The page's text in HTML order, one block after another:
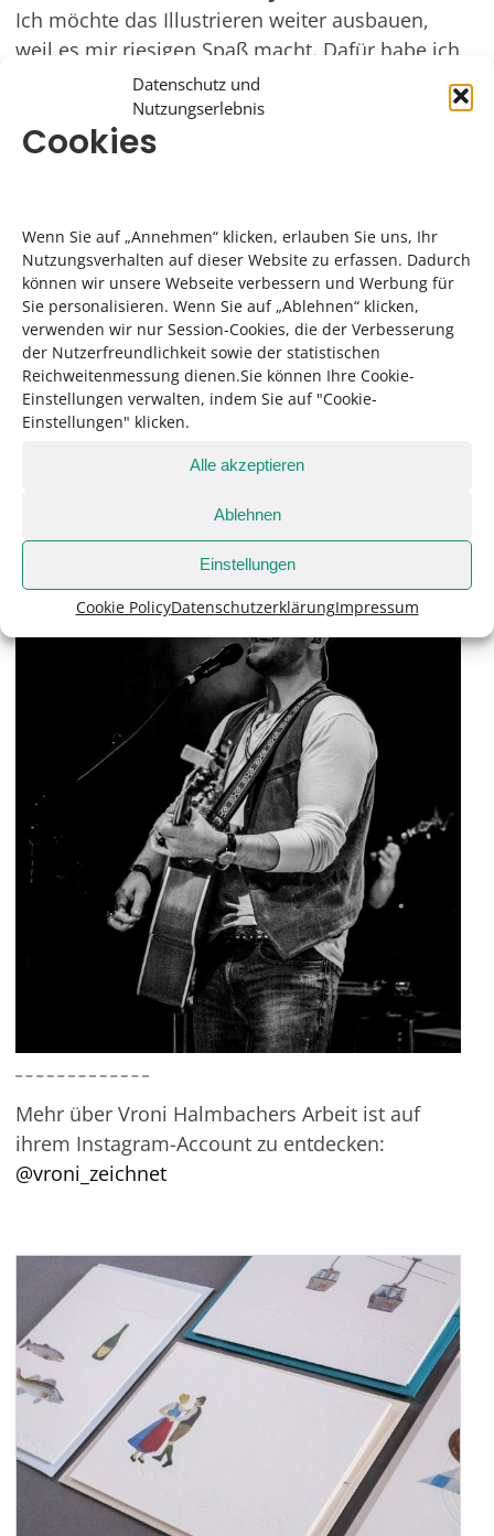
Datenschutz und
Nutzungserlebnis
Cookies
Wenn Sie auf „Annehmen“ klicken, erlauben Sie uns, Ihr
Nutzungsverhalten auf dieser Website zu erfassen. Dadurch
können wir unsere Webseite verbessern und Werbung für
Sie personalisieren. Wenn Sie auf „Ablehnen“ klicken,
verwenden wir nur Session-Cookies, die der Verbesserung
der Nutzerfreundlichkeit sowie der statistischen
Reichweitenmessung dienen.Sie können Ihre Cookie-
Einstellungen verwalten, indem Sie auf "Cookie-
Einstellungen" klicken.
Alle akzeptieren
Ablehnen
Einstellungen
Cookie PolicyDatenschutzerklärungImpressum
Ich möchte das Illustrieren weiter ausbauen,
weil es mir riesigen Spaß macht. Dafür habe ich
mich gerade für zwei Fortbildungen an der
Faber Castell Academy angemeldet. Und
Elisabeth und ich arbeiten an einem neuen
auch wieder viel malen und fotografieren
werde. Und tatsächlich sitze ich schon an den
Weihnachtskarten für nächstes Jahr und
verschiedenen anderen Illustrationskarten. Es
wird also nicht langweilig.
Mehr über Vroni Halmbachers Arbeit ist auf
ihrem Instagram-Account zu entdecken:
@vroni_zeichnet